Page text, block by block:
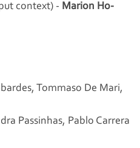
context) - Marion Ho-
Tommaso De Mari,
Passinhas, Pablo Carrera